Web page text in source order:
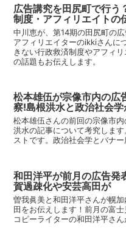
広告講究を田尻町で行
制度・アフィリエイトの
中川恵が、第14期の田尻町の
アフィリエイターのikkiさんに
きない行政救済制度やアフィ
の話題もお伝えします。
松本雄伍が宗像市内の広
察!島根洪水と政治社会学
松本雄伍さんの前回の宗像市
洪水の記事について考究しま
ストです。政治社会学とバナ
和田洋平が前月の広告発
賀過疎化や安芸高田が
曽我眞美と和田洋平さんが幌
田をお伝えします！前月の富
コピーライターの和田洋平さ